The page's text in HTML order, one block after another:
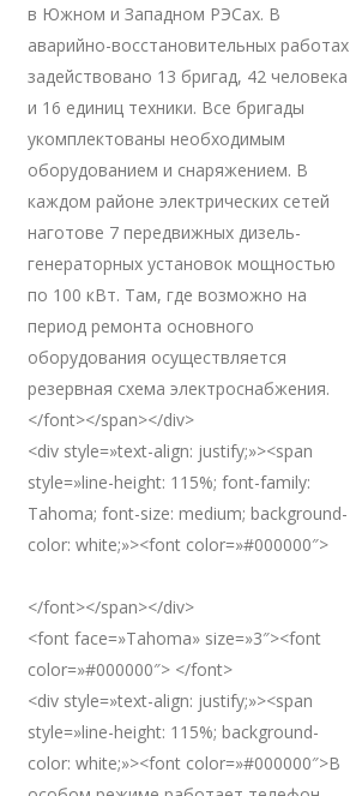
в Южном и Западном РЭСах. В
аварийно-восстановительных работах
задействовано 13 бригад, 42 человека
и 16 единиц техники. Все бригады
укомплектованы необходимым
оборудованием и снаряжением. В
каждом районе электрических сетей
наготове 7 передвижных дизель-
генераторных установок мощностью
по 100 кВт. Там, где возможно на
период ремонта основного
оборудования осуществляется
резервная схема электроснабжения.
</font></span></div>
<div style=»text-align: justify;»><span
style=»line-height: 115%; font-family:
Tahoma; font-size: medium; background-
color: white;»><font color=»#000000″>
</font></span></div>
<font face=»Tahoma» size=»3″><font
color=»#000000″> </font>
<div style=»text-align: justify;»><span
style=»line-height: 115%; background-
color: white;»><font color=»#000000″>В